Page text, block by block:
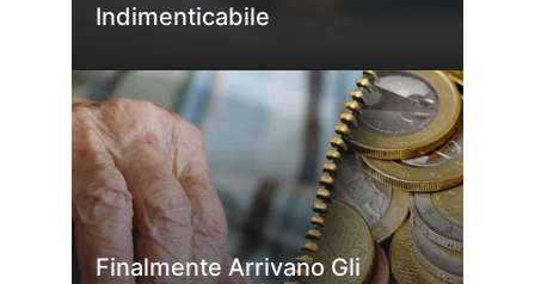
Indimenticabile
Finalmente Arrivano Gli